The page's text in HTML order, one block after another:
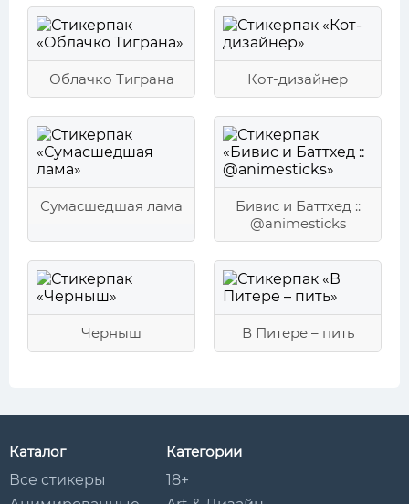
Облачко Тиграна Кот-дизайнер
Сумасшедшая лама
Бивис и Баттхед ::
@animesticks
Черныш В Питере – пить
Каталог
Все стикеры
Категории
18+